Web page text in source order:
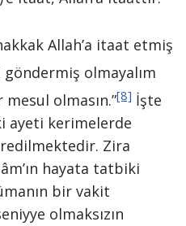
Allah’a itaat etmiş
olmayalım
olmasın.”[8] İşte
ayeti kerimelerde
Zira
hayata tatbiki
bir vakit
olmaksızın